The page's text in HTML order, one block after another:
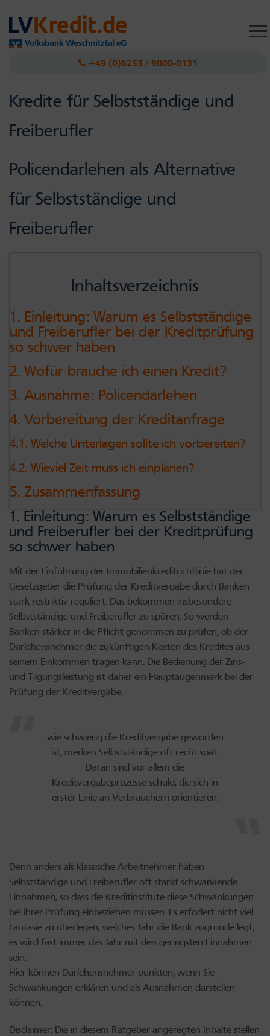
+49 (0)6253 / 9800-8131
Kredite für Selbstständige und
Freiberufler
Policendarlehen als Alternative
für Selbstständige und
Freiberufler
Inhaltsverzeichnis
1. Einleitung: Warum es Selbstständige
und Freiberufler bei der Kreditprüfung
so schwer haben
2. Wofür brauche ich einen Kredit?
3. Ausnahme: Policendarlehen
4. Vorbereitung der Kreditanfrage
4.1. Welche Unterlagen sollte ich vorbereiten?
4.2. Wieviel Zeit muss ich einplanen?
5. Zusammenfassung
1. Einleitung: Warum es Selbstständige
und Freiberufler bei der Kreditprüfung
so schwer haben
Mit der Einführung der Immobilienkreditrichtlinie hat der
Gesetzgeber die Prüfung der Kreditvergabe durch Banken
stark restriktiv reguliert. Das bekommen insbesondere
Selbstständige und Freiberufler zu spüren. So werden
Banken stärker in die Pflicht genommen zu prüfen, ob der
Darlehensnehmer die zukünftigen Kosten des Kredites aus
seinem Einkommen tragen kann. Die Bedienung der Zins-
und Tilgungsleistung ist daher ein Hauptaugenmerk bei der
Prüfung der Kreditvergabe.
wie schwierig die Kreditvergabe geworden
ist, merken Selbstständige oft recht spät.
Daran sind vor allem die
Kreditvergabeprozesse schuld, die sich in
erster Linie an Verbrauchern orientieren.
Denn anders als klassische Arbeitnehmer haben
Selbstständige und Freiberufler oft starkt schwankende
Einnahmen, so dass die Kreditinstitute diese Schwankungen
bei ihrer Prüfung einbeziehen müssen. Es erfodert nicht viel
Fantasie zu überlegen, welches Jahr die Bank zugrunde legt,
es wird fast immer das Jahr mit den geringsten Einnahmen
sein.
Hier können Darlehensnehmer punkten, wenn Sie
Schwankungen erklären und als Ausnahmen darstellen
können.
Disclaimer: Die in diesem Ratgeber angeregten Inhalte stellen